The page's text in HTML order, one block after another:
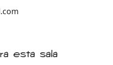
esta sala